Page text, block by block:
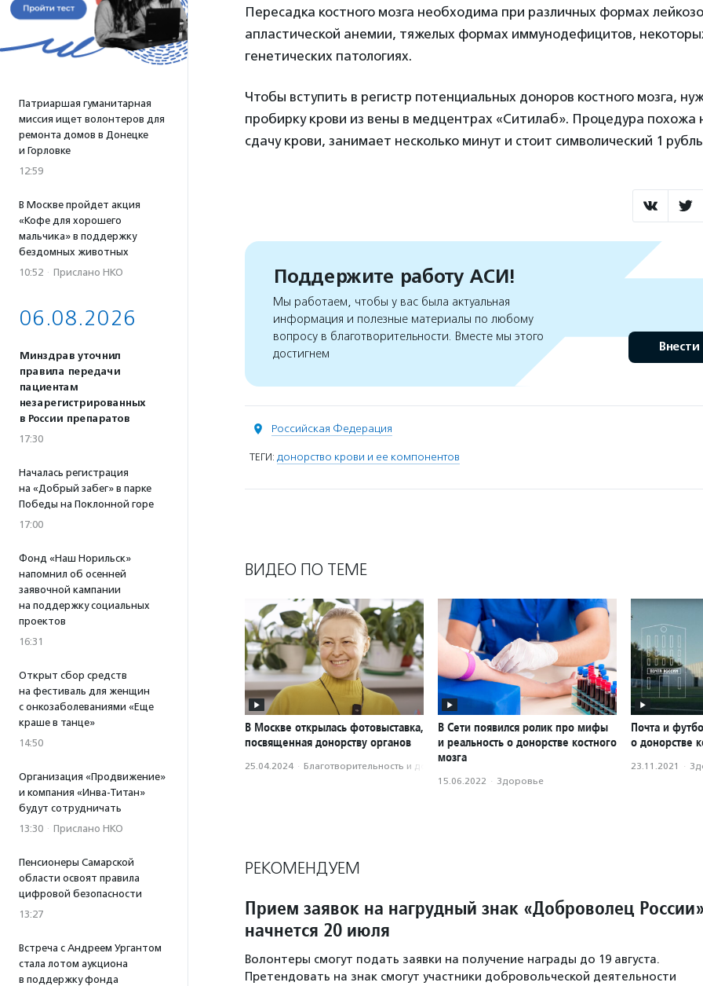
Патриаршая гуманитарная
миссия ищет волонтеров для
ремонта домов в Донецке
и Горловке
12:59
В Москве пройдет акция
«Кофе для хорошего
мальчика» в поддержку
бездомных животных
10:52 · Прислано НКО
06.08.2026
Минздрав уточнил
правила передачи
пациентам
незарегистрированных
в России препаратов
17:30
Началась регистрация
на «Добрый забег» в парке
Победы на Поклонной горе
17:00
Фонд «Наш Норильск»
напомнил об осенней
заявочной кампании
на поддержку социальных
проектов
16:31
Открыт сбор средств
на фестиваль для женщин
с онкозаболеваниями «Еще
краше в танце»
14:50
Организация «Продвижение»
и компания «Инва-Титан»
будут сотрудничать
13:30 · Прислано НКО
Пенсионеры Самарской
области освоят правила
цифровой безопасности
13:27
Встреча с Андреем Ургантом
стала лотом аукциона
в поддержку фонда
Пересадка костного мозга необходима при различных формах
апластической анемии, тяжелых формах иммунодефицитов,
генетических патологиях.
Чтобы вступить в регистр потенциальных доноров костного мозга,
пробирку крови из вены в медцентрах «Ситилаб». Процедура похожа
сдачу крови, занимает несколько минут и стоит символический 1
Поддержите работу АСИ!
Мы работаем, чтобы у вас была актуальная
информация и полезные материалы по любому
вопросу в благотворительности. Вместе мы этого
достигнем
Внести
Российская Федерация
ТЕГИ: донорство крови и ее компонентов
ВИДЕО ПО ТЕМЕ
В Москве открылась фотовыставка,
посвященная донорству органов
25.04.2024 · Благотвори­тель­ность и доброволь­чест­во
В Сети появился ролик про мифы
и реальность о донорстве костного
мозга
15.06.2022 · Здоровье
Почта и
о донорстве
23.11.2021 ·
РЕКОМЕНДУЕМ
Прием заявок на нагрудный знак «Доброволец
начнется 20 июля
Волонтеры смогут подать заявки на получение награды до 19 августа.
Претендовать на знак смогут участники добровольческой деятельности